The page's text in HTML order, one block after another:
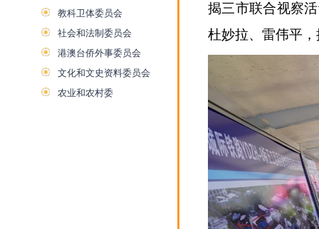
教科卫体委员会
社会和法制委员会
港澳台侨外事委员会
文化和文史资料委员会
农业和农村委
揭三市联合视察
杜妙拉、雷伟平